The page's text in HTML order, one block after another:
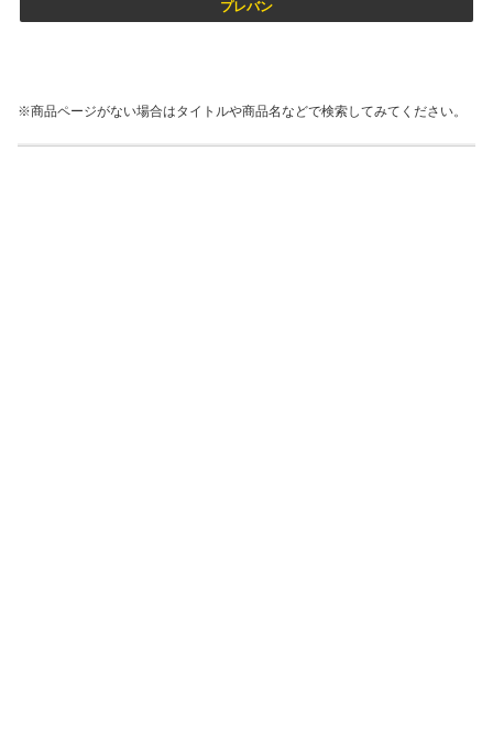
プレバン
※商品ページがない場合はタイトルや商品名などで検索してみてください。